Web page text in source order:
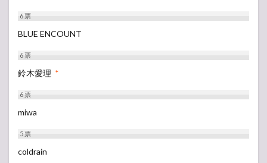
6票
BLUE ENCOUNT
6票
鈴木愛理 *
6票
miwa
5票
coldrain